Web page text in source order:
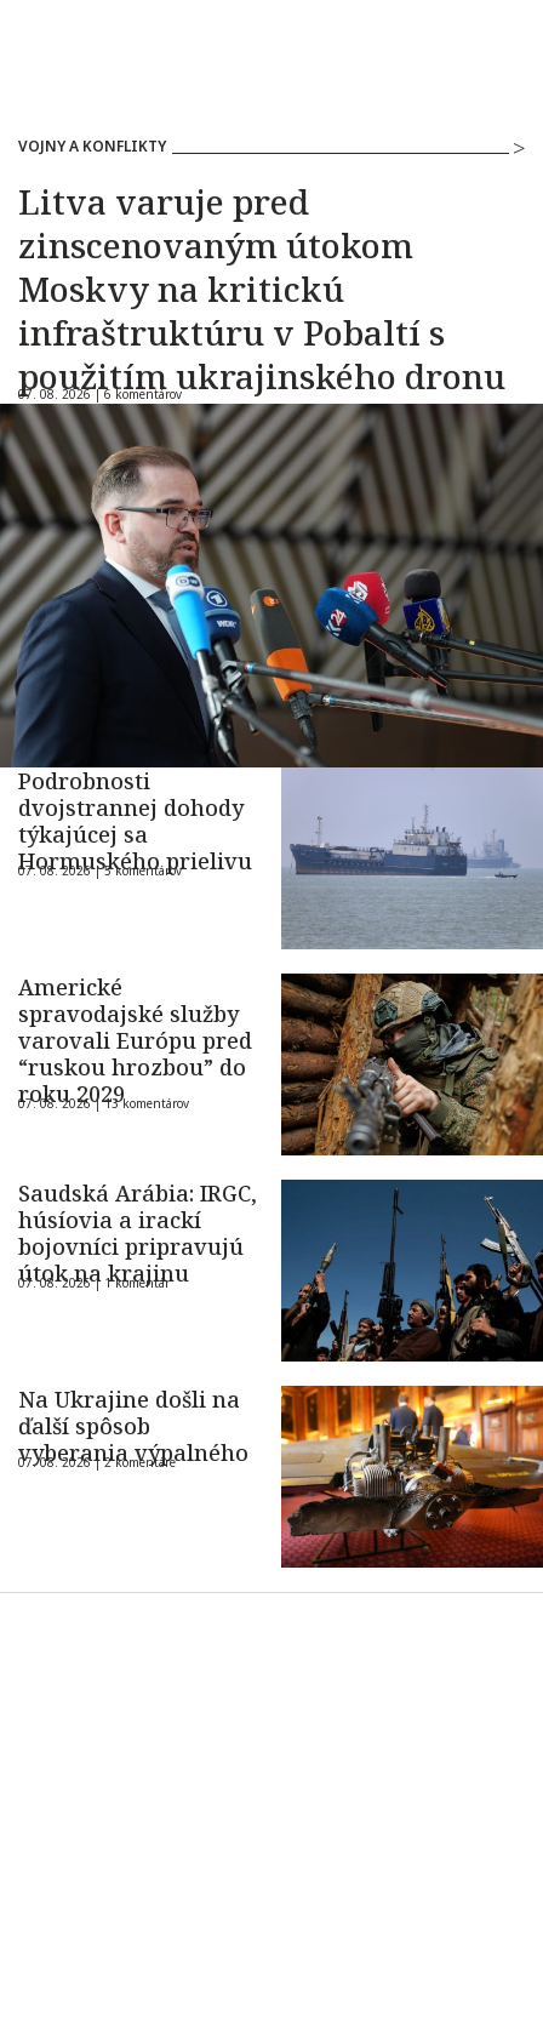
VOJNY A KONFLIKTY
Litva varuje pred
zinscenovaným útokom
Moskvy na kritickú
infraštruktúru v Pobaltí s
použitím ukrajinského dronu
07. 08. 2026 |6 komentárov
Podrobnosti
dvojstrannej dohody
týkajúcej sa
Hormuského prielivu
07. 08. 2026 |5 komentárov
Americké
spravodajské služby
varovali Európu pred
“ruskou hrozbou” do
roku 2029
07. 08. 2026 |13 komentárov
Saudská Arábia: IRGC,
húsíovia a irackí
bojovníci pripravujú
útok na krajinu
07. 08. 2026 | 1 komentár
Na Ukrajine došli na
ďalší spôsob
vyberania výpalného
07. 08. 2026 |2 komentáre